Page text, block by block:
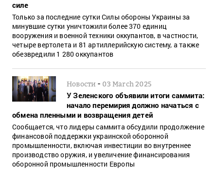
силе
Только за последние сутки Силы обороны Украины за
минувшие сутки уничтожили более 370 единиц
вооружения и военной техники оккупантов, в частности,
четыре вертолета и 81 артиллерийскую систему, а также
обезвредили 1 280 оккупантов
Новости - 03 March 2025
У Зеленского объявили итоги саммита:
начало перемирия должно начаться с
обмена пленными и возвращения детей
Сообщается, что лидеры саммита обсудили продолжение
финансовой поддержки украинской оборонной
промышленности, включая инвестиции во внутреннее
производство оружия, и увеличение финансирования
оборонной промышленности Европы